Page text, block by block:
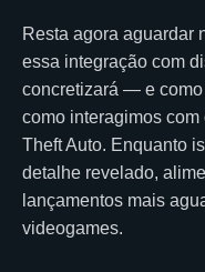
Resta agora aguardar
essa integração com
concretizará — e como
como interagimos
Theft Auto. Enquanto
detalhe revelado,
lançamentos mais
videogames.